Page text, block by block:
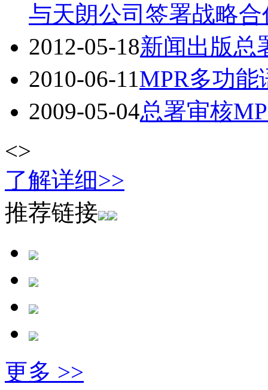
与天朗公司签署战略
2012-05-18新闻出版总
2010-06-11 MPR多功
2009-05-04总署审核
<>
了解详细>>
推荐链接
更多 >>